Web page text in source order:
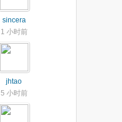
sincera
1 小时前
jhtao
5 小时前